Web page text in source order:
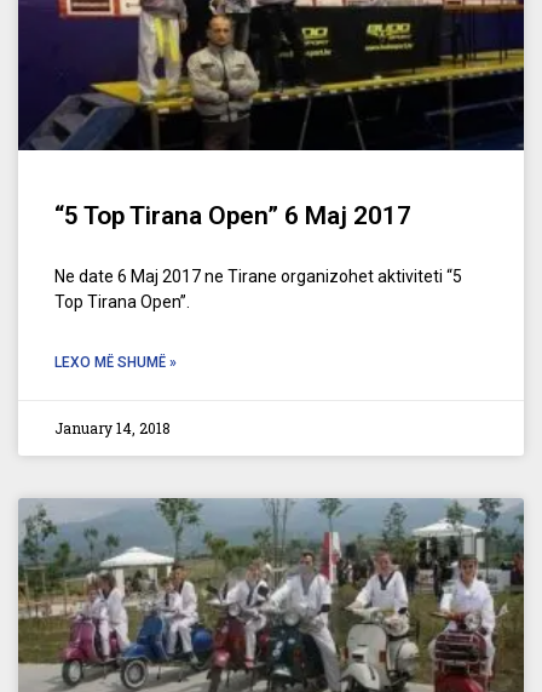
“5 Top Tirana Open” 6 Maj 2017
Ne date 6 Maj 2017 ne Tirane organizohet aktiviteti “5
Top Tirana Open”.
LEXO MË SHUMË »
January 14, 2018